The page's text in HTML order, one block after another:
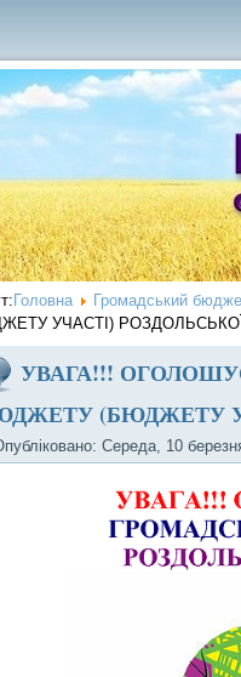
Головна Громадський
УЧАСТІ)
УВАГА!!!
(БЮДЖЕТУ
Середа, 10